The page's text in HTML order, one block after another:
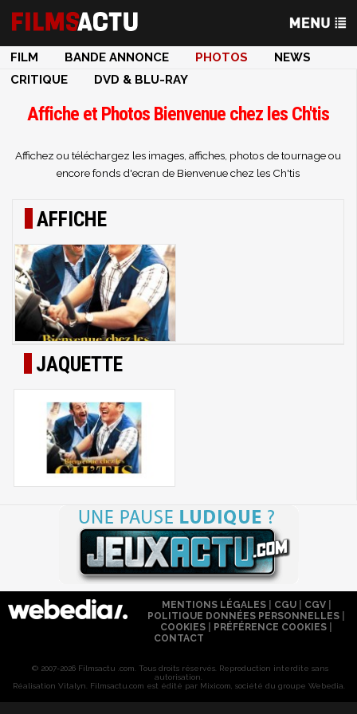
FILM BANDE ANNONCE PHOTOS
NEWS
CRITIQUE
DVD & BLU-RAY
Affiche et Photos Bienvenue chez les Ch'tis
Affichez ou téléchargez les images, affiches, photos de tournage ou
encore fonds d'ecran de Bienvenue chez les Ch'tis
AFFICHE
JAQUETTE
MENTIONS LÉGALES| CGU| CGV|
POLITIQUE DONNÉES PERSONNELLES
COOKIES
PRÉFÉRENCE COOKIES
CONTACT
© 2007-2026 Filmsactu .com. Tous droits réservés. Reproduction interdite sans
autorisation.
Réalisation Vitalyn . Filmsactu .com est édité par Mixicom, société du groupe Webedia.